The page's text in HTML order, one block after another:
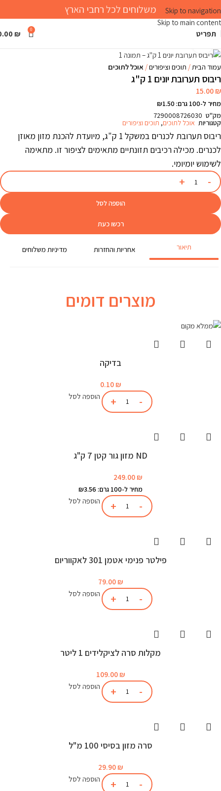
Skip to navigation
Skip to main content
משלוחים לכל רחבי הארץ
תפריט 0
₪
עמוד הבית תוכים וציפורים אוכל לתוכים
ריבוס תערובת יונים 1 ק"ג
15.00₪
מחיר ל-100 גרם: ₪1.50
מק"ט 7290008726030
קטגוריות אוכל לתוכים, תוכים וציפורים
ריבוס תערובת לכנרים במשקל 1 ק"ג, מיועדת להכנת מזון מאוזן
לכנרים. מכילה רכיבים תזונתיים מתאימים לציפור זו. מתאימה
לשימוש יומיומי.
הוספה לסל
רכשו כעת
תיאור אחריות והחזרות מדיניות משלוחים
מוצרים דומים
בדיקה
0.10 ₪
הוספה לסל
ND מזון גור קטן 7 ק"ג
249.00 ₪
מחיר ל-100 גרם: ₪3.56
הוספה לסל
פילטר פנימי אטמן 301 לאקווריום
79.00 ₪
הוספה לסל
מקלות סרה לציקלידים 1 ליטר
109.00 ₪
הוספה לסל
סרה מזון בסיסי 100 מ"ל
29.90 ₪
הוספה לסל